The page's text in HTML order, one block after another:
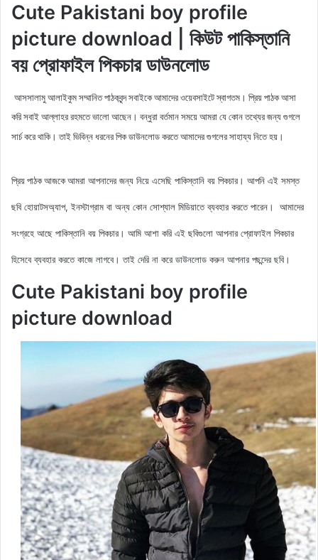
Cute Pakistani boy profile
picture download | কিউট পাকিস্তানি
বয় প্রোফাইল পিকচার ডাউনলোড
আসসালামু আলাইকুম সম্মানিত পাঠকবৃন্দ সবাইকে আমাদের ওয়েবসাইটে স্বাগতম। প্রিয় পাঠক আসা
করি সবাই আল্লাহর রহমতে ভালো আছেন। বন্ধুরা বর্তমান সময়ে আমরা যে কোন তথ্যের জন্য গুগলে
সার্চ করে থাকি। তাই ভিবিন্ন ধরনের পিক ডাউনলোড করতে আমাদের গুগলের সাহায্য নিতে হয়।
প্রিয় পাঠক আজকেআমরা আপনাদের জন্য নিয়ে এসেছি পাকিস্তানি বয় পিকচার। আপনি এই সমস্ত
ছবি হোয়াটসঅ্যাপ, ইনস্টাগ্রাম বা অন্য কোন সোশ্যাল মিডিয়াতে ব্যবহার করতে পারেন। আমাদের
সংগ্রহে আছে পাকিস্তানি বয় পিকচার । আমি আশা করি এই ছবিগুলো আপনার প্রোফাইল পিকচার
হিসেবে ব্যবহার করতে কাজে লাগবে। তাই দেরি না করে ডাউনলোড করুন আপনার পছন্দের ছবি।
Cute Pakistani boy profile
picture download